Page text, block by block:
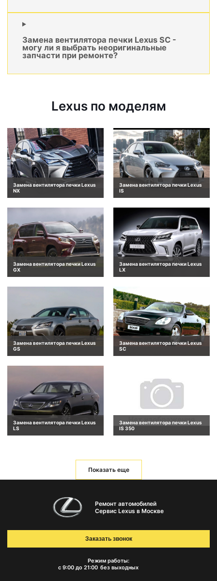
Замена вентилятора печки Lexus SC -
могу ли я выбрать неоригинальные
запчасти при ремонте?
Lexus по моделям
Замена вентилятора печки Lexus
NX
Замена вентилятора печки Lexus
IS
Замена вентилятора печки Lexus
GX
Замена вентилятора печки Lexus
LX
Замена вентилятора печки Lexus
GS
Замена вентилятора печки Lexus
SC
Замена вентилятора печки Lexus
LS
Замена вентилятора печки Lexus
IS 350
Показать еще
Ремонт автомобилей
Сервис Lexus в Москве
Режим работы:
с 9:00 до 21:00 без выходных
Заказать звонок